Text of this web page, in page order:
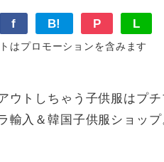
f B! P L
はプロモーションを含みます
ウトしちゃう子供服はプ
輸入＆韓国子供服ショップ